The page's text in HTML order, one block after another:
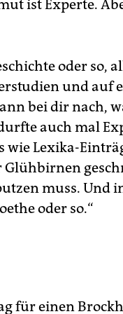
ist Experte.
oder so,
und auf
bei dir nach,
auch mal
wie Lexika-
muss. Und
oder so.“
für einen